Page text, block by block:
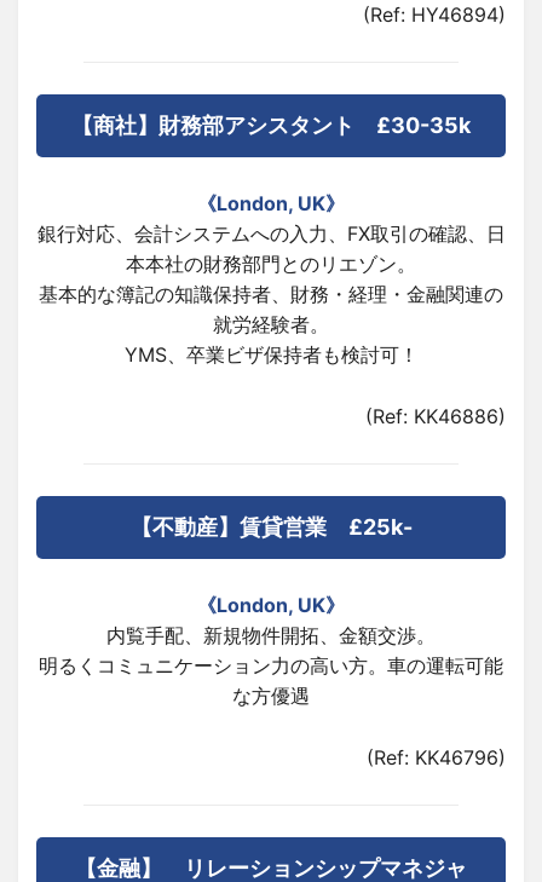
(Ref: HY46894)
【商社】財務部アシスタント £30-35k
《London, UK》
銀行対応、会計システムへの入力、FX取引の確認、日
本本社の財務部門とのリエゾン。
基本的な簿記の知識保持者、財務・経理・金融関連の
就労経験者。
YMS、卒業ビザ保持者も検討可！
(Ref: KK46886)
【不動産】賃貸営業 £25k-
《London, UK》
内覧手配、新規物件開拓、金額交渉。
明るくコミュニケーション力の高い方。車の運転可能
な方優遇
(Ref: KK46796)
【金融】 リレーションシップマネジャ